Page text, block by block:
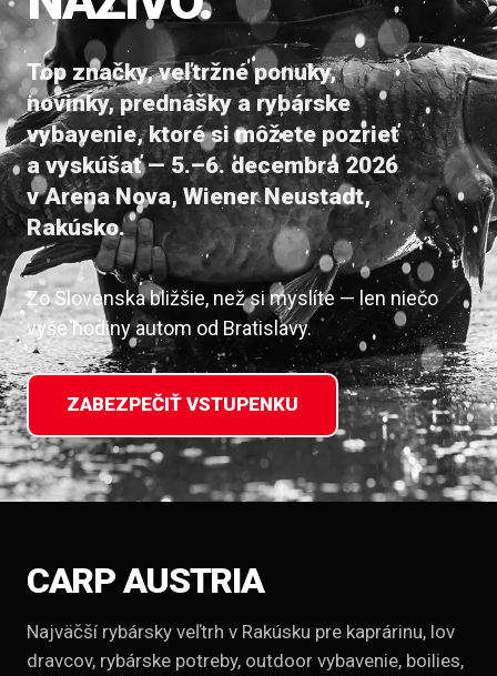
Top značky, veľtržné ponuky,
novinky, prednášky a rybárske
vybavenie, ktoré si môžete pozrieť
a vyskúšať — 5.–6. decembra 2026
v Arena Nova, Wiener Neustadt,
Rakúsko.
Zo Slovenska bližšie, než si myslíte — len niečo
vyše hodiny autom od Bratislavy.
ZABEZPEČIŤ VSTUPENKU
CARP AUSTRIA
Najväčší rybársky veľtrh v Rakúsku pre kaprárinu, lov
dravcov, rybárske potreby, outdoor vybavenie, boilies,